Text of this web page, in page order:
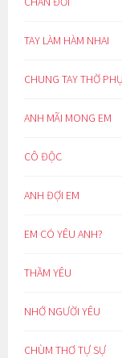
TAY LÀM HÀM NHAI
CHUNG TAY THỜ
ANH MÃI MONG EM
CÔ ĐỘC
ANH ĐỢI EM
EM CÓ YÊU ANH?
THẦM YÊU
NHỚ NGƯỜI YÊU
CHÙM THƠ TỰ SỰ